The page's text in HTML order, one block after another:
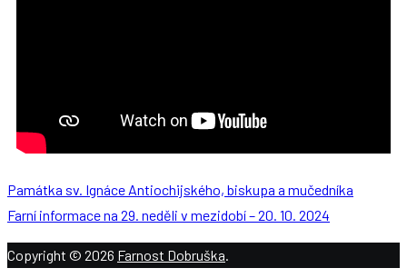
Památka sv. Ignáce Antiochijského, biskupa a mučedníka
Farní informace na 29. neděli v mezidobí – 20. 10. 2024
Copyright © 2026 Farnost Dobruška